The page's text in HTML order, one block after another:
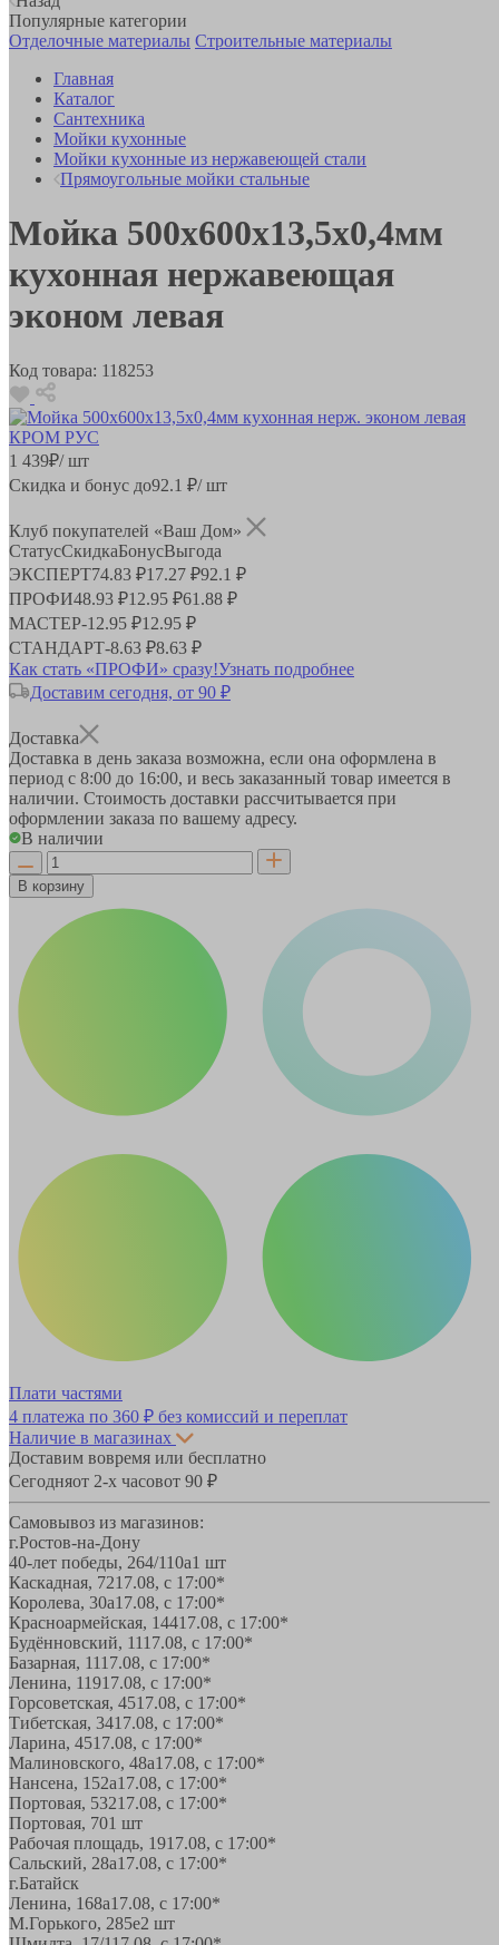
Популярные категории
Отделочные материалы Строительные материалы
Главная
Каталог
Сантехника
Мойки кухонные
Мойки кухонные из нержавеющей стали
Прямоугольные мойки стальные
Мойка 500х600х13,5х0,4мм
кухонная нержавеющая
эконом левая
Код товара: 118253
1 439₽/ шт
Скидка и бонус до92.1 ₽/ шт
Клуб покупателей «Ваш Дом»
СтатусСкидкаБонусВыгода
ЭКСПЕРТ74.83 ₽17.27 ₽92.1 ₽
ПРОФИ48.93 ₽12.95 ₽61.88 ₽
МАСТЕР-12.95 ₽12.95 ₽
СТАНДАРТ-8.63 ₽8.63 ₽
Как стать «ПРОФИ» сразу!Узнать подробнее
Доставим сегодня, от 90 ₽
Доставка
Доставка в день заказа возможна, если она оформлена в
период с 8:00 до 16:00, и весь заказанный товар имеется в
наличии. Стоимость доставки рассчитывается при
оформлении заказа по вашему адресу.
В наличии
В корзину
Плати частями
4 платежа по 360 ₽ без комиссий и переплат
Наличие в магазинах
Доставим вовремя или бесплатно
Сегодняот 2-х часовот 90 ₽
Самовывоз из магазинов:
г.Ростов-на-Дону
40-лет победы, 264/110а1 шт
Каскадная, 7217.08, с 17:00*
Королева, 30а17.08, с 17:00*
Красноармейская, 14417.08, с 17:00*
Будённовский, 1117.08, с 17:00*
Базарная, 1117.08, с 17:00*
Ленина, 11917.08, с 17:00*
Горсоветская, 4517.08, с 17:00*
Тибетская, 3417.08, с 17:00*
Ларина, 4517.08, с 17:00*
Малиновского, 48а17.08, с 17:00*
Нансена, 152а17.08, с 17:00*
Портовая, 53217.08, с 17:00*
Портовая, 701 шт
Рабочая площадь, 1917.08, с 17:00*
Сальский, 28a17.08, с 17:00*
г.Батайск
Ленина, 168а17.08, с 17:00*
М.Горького, 285е2 шт